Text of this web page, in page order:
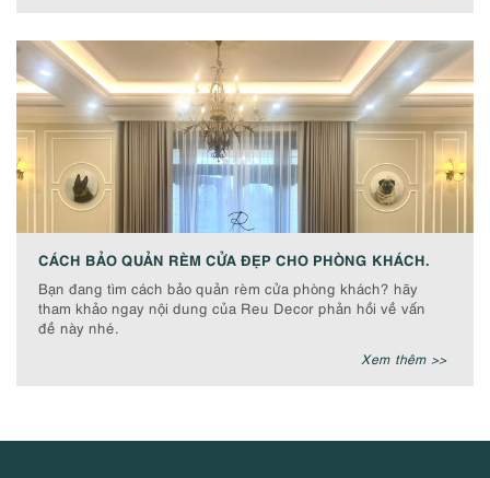
CÁCH BẢO QUẢN RÈM CỬA ĐẸP CHO PHÒNG KHÁCH.
Bạn đang tìm cách bảo quản rèm cửa phòng khách? hãy
tham khảo ngay nội dung của Reu Decor phản hồi về vấn
đề này nhé.
Xem thêm >>